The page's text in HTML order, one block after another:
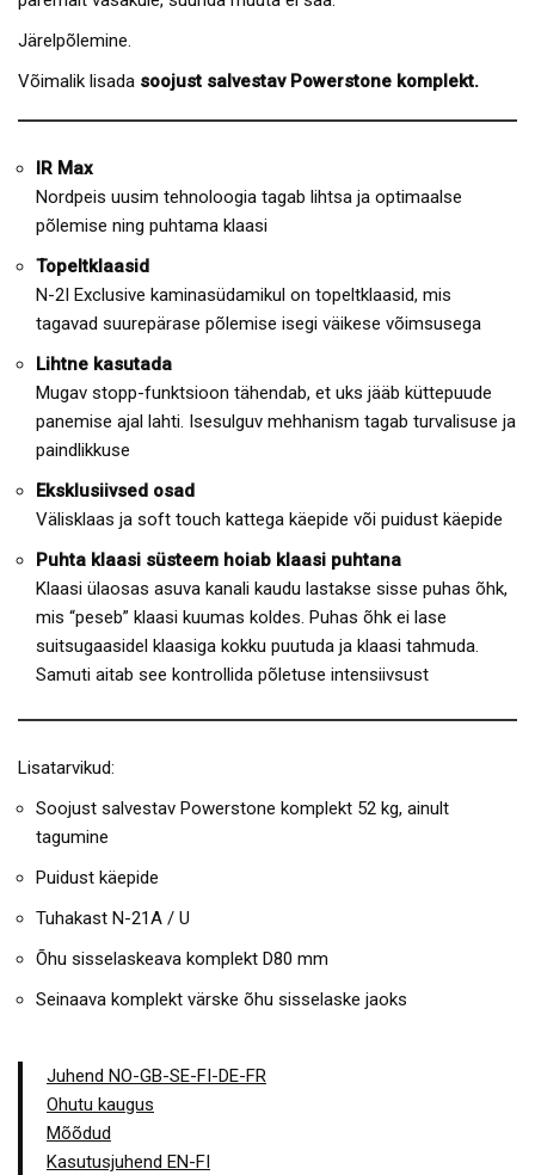
Järelpõlemine.
Võimalik lisada soojust salvestav Powerstone komplekt.
IR Max
Nordpeis uusim tehnoloogia tagab lihtsa ja optimaalse
põlemise ning puhtama klaasi
Topeltklaasid
N-2I Exclusive kaminasüdamikul on topeltklaasid, mis
tagavad suurepärase põlemise isegi väikese võimsusega
Lihtne kasutada
Mugav stopp-funktsioon tähendab, et uks jääb küttepuude
panemise ajal lahti. Isesulguv mehhanism tagab turvalisuse ja
paindlikkuse
Eksklusiivsed osad
Välisklaas ja soft touch kattega käepide või puidust käepide
Puhta klaasi süsteem hoiab klaasi puhtana
Klaasi ülaosas asuva kanali kaudu lastakse sisse puhas õhk,
mis “peseb” klaasi kuumas koldes. Puhas õhk ei lase
suitsugaasidel klaasiga kokku puutuda ja klaasi tahmuda.
Samuti aitab see kontrollida põletuse intensiivsust
Lisatarvikud:
Soojust salvestav Powerstone komplekt 52 kg, ainult
tagumine
Puidust käepide
Tuhakast N-21A / U
Õhu sisselaskeava komplekt D80 mm
Seinaava komplekt värske õhu sisselaske jaoks
Juhend NO-GB-SE-FI-DE-FR
Ohutu kaugus
Mõõdud
Kasutusjuhend EN-FI